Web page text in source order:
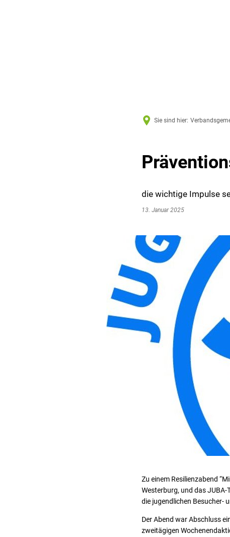
Sie sind hier:
die wichtige Impulse
13. Januar 2025
Zu einem Resilienzabend
Westerburg, und das
die jugendlichen Besucher-
Der Abend war Abschluss
zweitägigen